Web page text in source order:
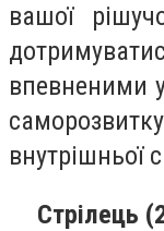
вашої
впевненими
внутрішньої
Стрілець